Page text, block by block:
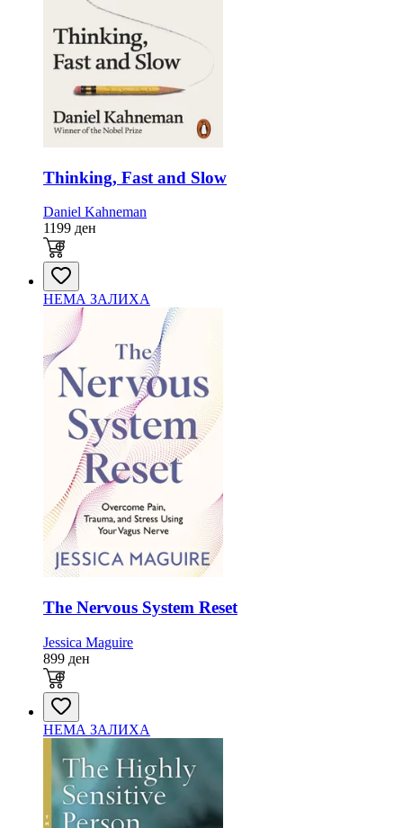
Thinking, Fast and Slow
Daniel Kahneman
1199 ден
НЕМА ЗАЛИХА
The Nervous System Reset
Jessica Maguire
899 ден
НЕМА ЗАЛИХА